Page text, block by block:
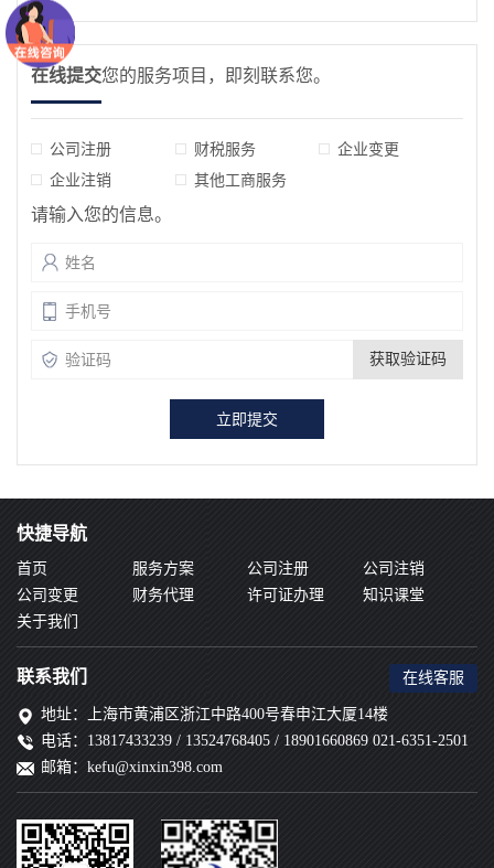
在线提交您的服务项目，即刻联系您。
公司注册 财税服务
企业变更
企业注销
其他工商服务
请输入您的信息。
获取验证码
快捷导航
首页 服务方案 公司注册
公司注销
公司变更
财务代理 许可证办理
知识课堂
关于我们
联系我们 在线客服
地址：上海市黄浦区浙江中路400号春申江大厦14楼
电话：13817433239 / 13524768405 / 18901660869 021-6351-2501
邮箱：kefu@xinxin398.com